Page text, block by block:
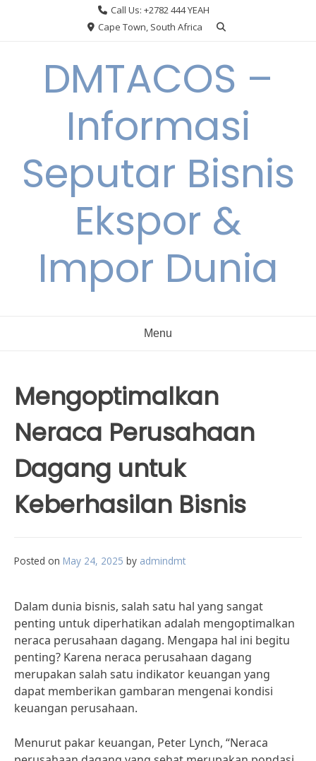
Call Us: +2782 444 YEAH
Cape Town, South Africa
DMTACOS –
Informasi
Seputar Bisnis
Ekspor &
Impor Dunia
Menu
Mengoptimalkan
Neraca Perusahaan
Dagang untuk
Keberhasilan Bisnis
Posted on May 24, 2025 by admindmt
Dalam dunia bisnis, salah satu hal yang sangat
penting untuk diperhatikan adalah mengoptimalkan
neraca perusahaan dagang. Mengapa hal ini begitu
penting? Karena neraca perusahaan dagang
merupakan salah satu indikator keuangan yang
dapat memberikan gambaran mengenai kondisi
keuangan perusahaan.
Menurut pakar keuangan, Peter Lynch, “Neraca